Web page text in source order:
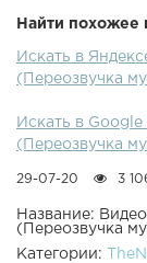
Найти похожее
Искать в
(Переозвучка
Искать в
(Переозвучка
29-07-20 3
Название:
(Переозвучка
Категории: